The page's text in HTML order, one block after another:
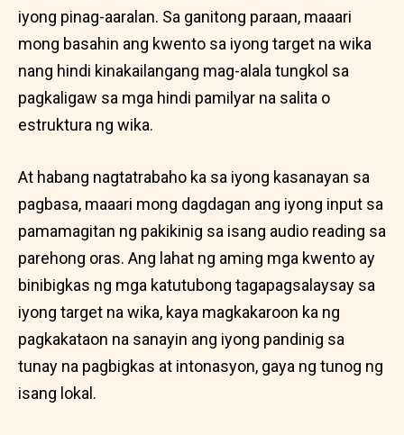
iyong pinag-aaralan. Sa ganitong paraan, maaari
mong basahin ang kwento sa iyong target na wika
nang hindi kinakailangang mag-alala tungkol sa
pagkaligaw sa mga hindi pamilyar na salita o
estruktura ng wika.
At habang nagtatrabaho ka sa iyong kasanayan sa
pagbasa, maaari mong dagdagan ang iyong input sa
pamamagitan ng pakikinig sa isang audio reading sa
parehong oras. Ang lahat ng aming mga kwento ay
binibigkas ng mga katutubong tagapagsalaysay sa
iyong target na wika, kaya magkakaroon ka ng
pagkakataon na sanayin ang iyong pandinig sa
tunay na pagbigkas at intonasyon, gaya ng tunog ng
isang lokal.